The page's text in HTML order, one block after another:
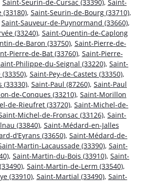
Saint-Seurin-de-Cursac (33390), Saint-
, Saint-Seurin-de-Bourg (33710),
Saint-Sauveur-de-Puynormand (33660),
(33240), Saint-Quentin-de-Caplong
de-Baron (33750), Saint-Pierre-de-
Pierre-de-Bat (33760), Saint-Pierre-
Philippe-du-Seignal (33220), Saint-
, Saint-Pey-de-Castets (33350),
(33330), Saint-Paul (87260), Saint-Paul
de-Conques (33210), Saint-Morillon
de-Rieufret (33720), Saint-Michel-de-
Michel-de-Fronsac (33126), Saint-
(33840), Saint-Médard-en-Jalles
d’Eyrans (33650), Saint-Médard-de-
Martin-Lacaussade (33390), Saint-
, Saint-Martin-du-Bois (33910), Saint-
, Saint-Martin-de-Lerm (33540),
(33910), Saint-Martial (33490), Saint-